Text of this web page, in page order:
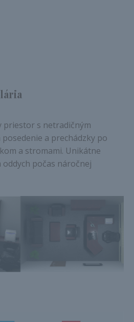
priestor s netradičným
a prechádzky po
a stromami. Unikátne
počas náročnej